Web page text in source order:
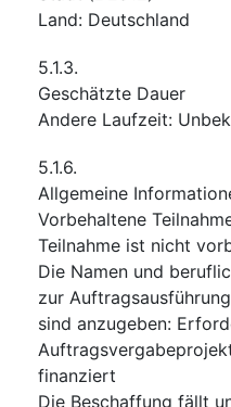
Land: Deutschland
5.1.3.
Geschätzte Dauer
Andere Laufzeit:
5.1.6.
Allgemeine
Vorbehaltene
Teilnahme ist nicht
Die Namen und
zur
sind anzugeben:
finanziert
Die Beschaffung fällt